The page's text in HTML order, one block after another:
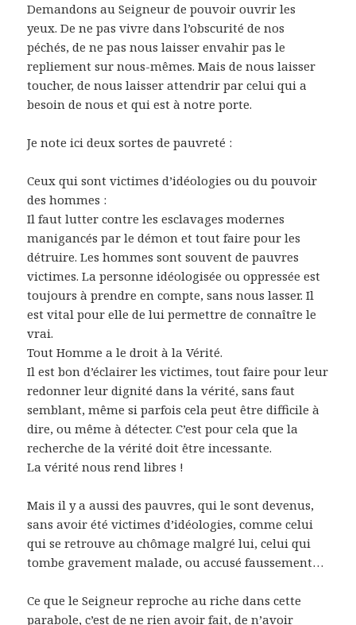
Demandons au Seigneur de pouvoir ouvrir les
yeux. De ne pas vivre dans l’obscurité de nos
péchés, de ne pas nous laisser envahir pas le
repliement sur nous-mêmes. Mais de nous laisser
toucher, de nous laisser attendrir par celui qui a
besoin de nous et qui est à notre porte.
Je note ici deux sortes de pauvreté :
Ceux qui sont victimes d’idéologies ou du pouvoir
des hommes :
Il faut lutter contre les esclavages modernes
manigancés par le démon et tout faire pour les
détruire. Les hommes sont souvent de pauvres
victimes. La personne idéologisée ou oppressée est
toujours à prendre en compte, sans nous lasser. Il
est vital pour elle de lui permettre de connaître le
vrai.
Tout Homme a le droit à la Vérité.
Il est bon d’éclairer les victimes, tout faire pour leur
redonner leur dignité dans la vérité, sans faut
semblant, même si parfois cela peut être difficile à
dire, ou même à détecter. C’est pour cela que la
recherche de la vérité doit être incessante.
La vérité nous rend libres !
Mais il y a aussi des pauvres, qui le sont devenus,
sans avoir été victimes d’idéologies, comme celui
qui se retrouve au chômage malgré lui, celui qui
tombe gravement malade, ou accusé faussement…
Ce que le Seigneur reproche au riche dans cette
parabole, c’est de ne rien avoir fait, de n’avoir